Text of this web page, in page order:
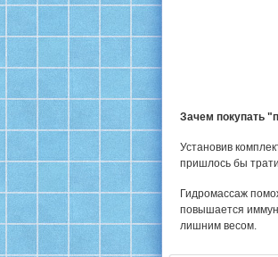
Зачем покупать
Установив
пришлось бы
Гидромассаж
повышается
лишним весом.